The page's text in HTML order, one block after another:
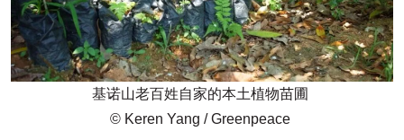
基诺山老百姓自家的本土植物苗圃
© Keren Yang / Greenpeace